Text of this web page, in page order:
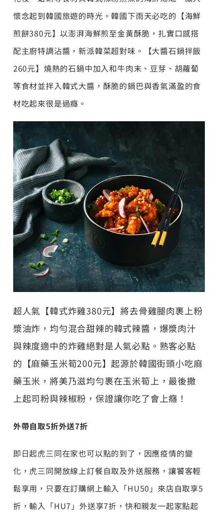
懷念起到韓國旅遊的時光。韓國下雨天必吃的【海鮮
煎餅380元】以澎湃海鮮煎至金黃酥脆，扎實口感搭
配主廚特調沾醬，新派韓菜超對味。【大醬石鍋拌飯
260元】燒熱的石鍋中加入和牛肉末、豆芽、胡蘿蔔
等食材並拌入韓式大醬，酥脆的鍋巴與香氣滿盈的食
材吃起來很是過癮。
超人氣【韓式炸雞380元】將去骨雞腿肉裹上粉
漿油炸，均勻混合甜辣的韓式辣醬，爆漿肉汁
與辣度適中的炸雞絕對是人氣必點。熟客必點
的【麻藥玉米筍200元】起源於韓國街頭小吃麻
藥玉米，將美乃滋均勻裹在玉米筍上，最後撒
上起司粉與辣椒粉，保證讓你吃了會上癮！
外帶自取5折外送7折
即日起虎三同在家也可以點的到了，因應疫情的變
化，虎三同開放線上訂餐自取及外送服務，讓饕客輕
鬆享用，只要在訂購網上輸入「HU50」來店自取享5
折，輸入「HU7」外送享7折，快和親友一起家點起